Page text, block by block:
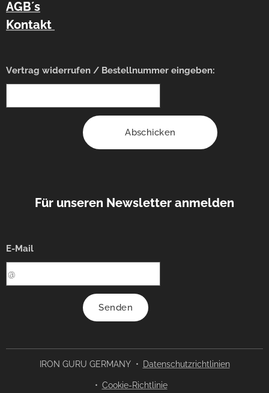
AGB´s
Kontakt
Vertrag widerrufen / Bestellnummer eingeben:
Abschicken
Für unseren Newsletter anmelden
E-Mail
Senden
IRON GURU GERMANY Datenschutzrichtlinien
Cookie-Richtlinie